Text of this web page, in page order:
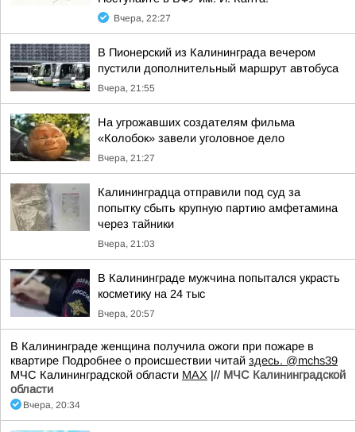
Вчера, 22:27
В Пионерский из Калининграда вечером
пустили дополнительный маршрут автобуса
Вчера, 21:55
На угрожавших создателям фильма
«Колобок» завели уголовное дело
Вчера, 21:27
Калининградца отправили под суд за
попытку сбыть крупную партию амфетамина
через тайники
Вчера, 21:03
В Калининграде мужчина попытался украсть
косметику на 24 тыс
Вчера, 20:57
В Калининграде женщина получила ожоги при пожаре в
квартире Подробнее о происшествии читай здесь. @mchs39
МЧС Калининградской области MAX |// МЧС Калининградской
области
Вчера, 20:34